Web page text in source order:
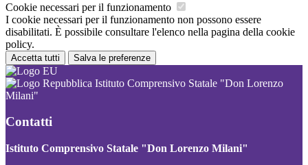
Cookie necessari per il funzionamento
I cookie necessari per il funzionamento non possono essere
disabilitati. È possibile consultare l'elenco nella pagina della cookie
policy.
Accetta tutti Salva le preferenze
Istituto Comprensivo Statale "Don Lorenzo
Milani"
Contatti
Istituto Comprensivo Statale "Don Lorenzo Milani"